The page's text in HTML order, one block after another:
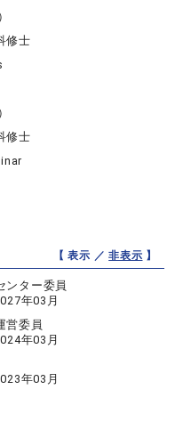
修士
修士
【 表示 ／非表示 】
ンター委員
年03月
営委員
年03月
年03月